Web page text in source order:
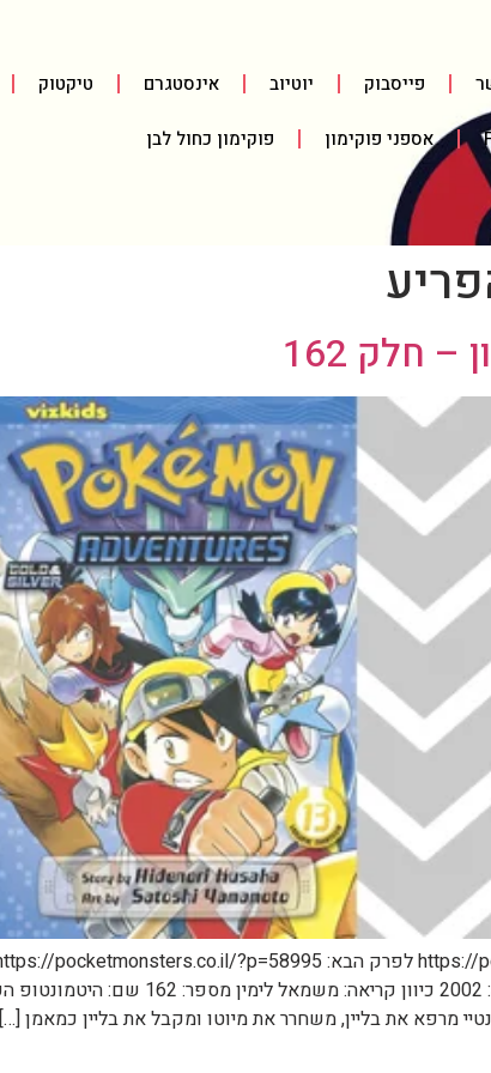
פייסבוק יוטיוב אינסטגרם טיקטוק
אספני פוקימון פוקימון כחול לבן
חלק 162
מרפא את בליין, משחרר את מיוטו ומקבל את בליין כמאמן […]